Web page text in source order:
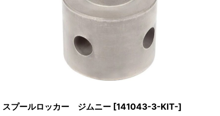
スプールロッカー ジムニー [141043-3-KIT-]